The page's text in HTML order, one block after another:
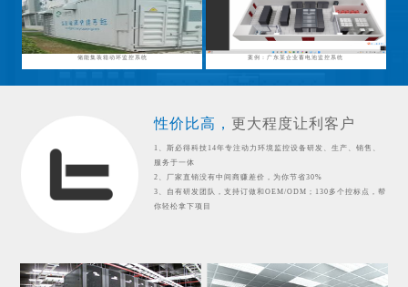
储能集装箱动环监控系统 案例：广东某企业蓄电池监控系统
性价比高， 更大程度让利客户
1、斯必得科技14年专注动力环境监控设备研发、生产、销售、
服务于一体
2、厂家直销没有中间商赚差价，为你节省30%
3、自有研发团队，支持订做和OEM/ODM；130多个控标点，帮
你轻松拿下项目